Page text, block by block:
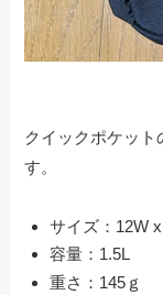
クイックポケット
す。
サイズ：12W
容量：1.5L
重さ：145ｇ